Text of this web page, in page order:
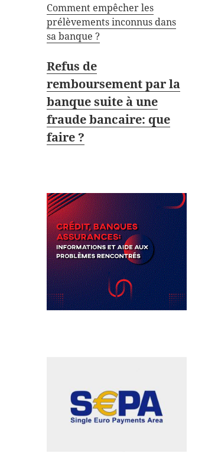
Comment empêcher les
prélèvements inconnus dans
sa banque ?
Refus de
remboursement par la
banque suite à une
fraude bancaire: que
faire ?